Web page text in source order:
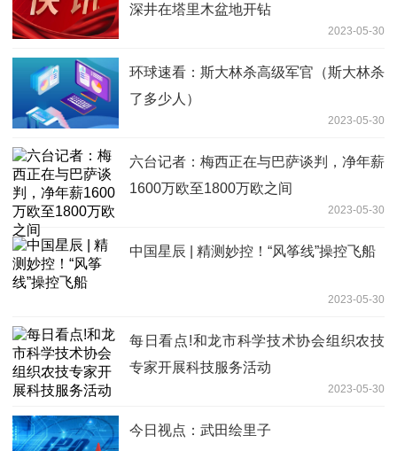
深井在塔里木盆地开钻
2023-05-30
环球速看：斯大林杀高级军官（斯大林杀
了多少人）
2023-05-30
六台记者：梅西正在与巴萨谈判，净年薪
1600万欧至1800万欧之间
2023-05-30
中国星辰 | 精测妙控！“风筝线”操控飞船
2023-05-30
每日看点!和龙市科学技术协会组织农技
专家开展科技服务活动
2023-05-30
今日视点：武田绘里子